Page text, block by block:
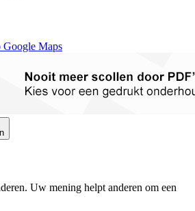
Uw mening helpt anderen om een